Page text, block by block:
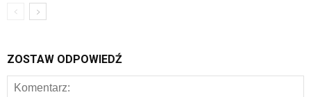
ZOSTAW ODPOWIEDŹ